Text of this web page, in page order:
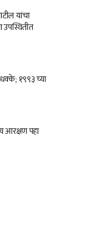
यांचा
उपस्थितीत
१९९३ च्या
आरक्षण पहा